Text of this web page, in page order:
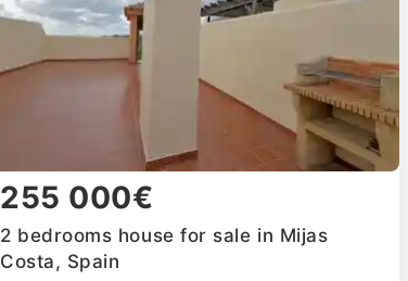
255 000€
2 bedrooms house for sale in Mijas
Costa, Spain